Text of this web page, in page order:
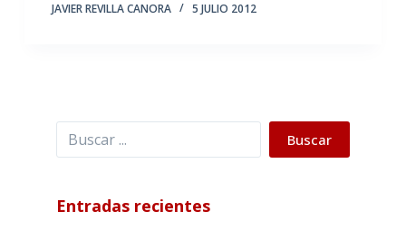
JAVIER REVILLA CANORA 5 JULIO 2012
Buscar Buscar
Entradas recientes